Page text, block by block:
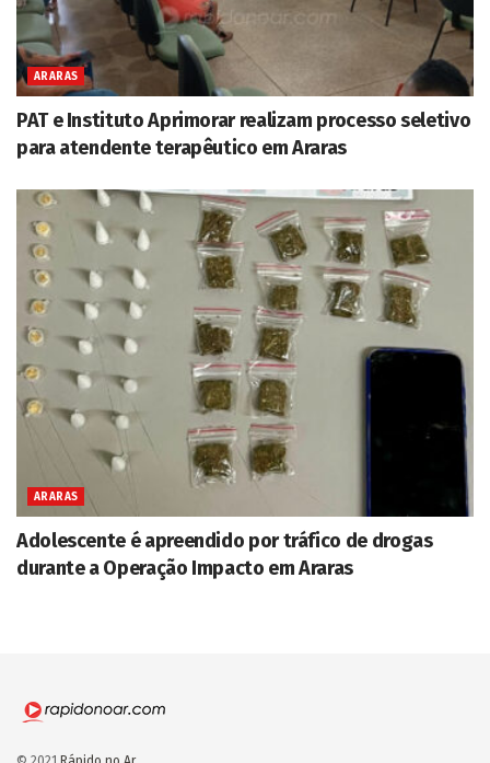
ARARAS
PAT e Instituto Aprimorar realizam processo seletivo
para atendente terapêutico em Araras
ARARAS
Adolescente é apreendido por tráfico de drogas
durante a Operação Impacto em Araras